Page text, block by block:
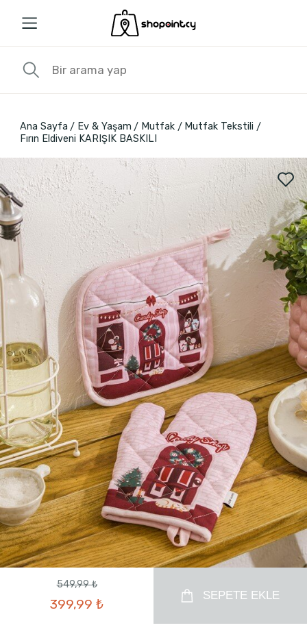
Ana Sayfa Ev & Yaşam Mutfak
Mutfak Tekstili
Fırın Eldiveni KARIŞIK BASKILI
549,99 ₺
399,99 ₺
SEPETE EKLE